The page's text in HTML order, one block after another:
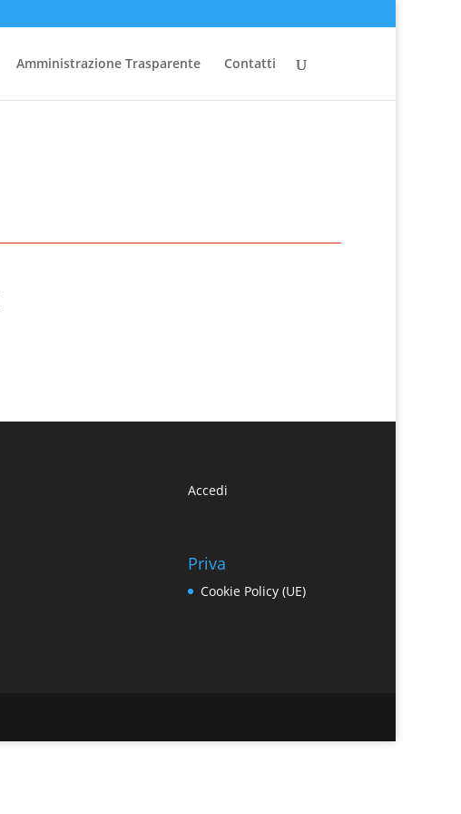
Amministrazione Trasparente Contatti
Accedi
Priva
Cookie Policy (UE)